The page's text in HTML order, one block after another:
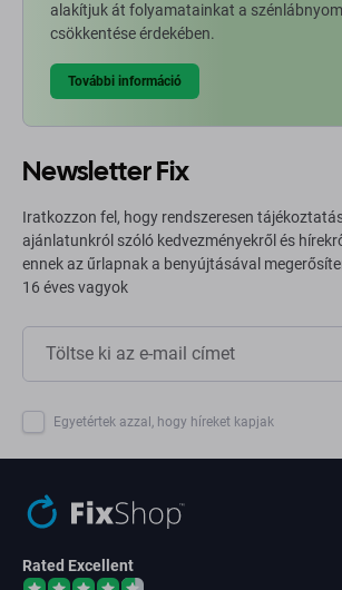
alakítjuk át folyamatainkat a
csökkentése érdekében.
További információ
Newsletter Fix
Iratkozzon fel, hogy rendszeresen
ajánlatunkról szóló kedvezményekről és
ennek az űrlapnak a benyújtásával
16 éves vagyok
Egyetértek azzal, hogy híreket kapjak
Rated Excellent